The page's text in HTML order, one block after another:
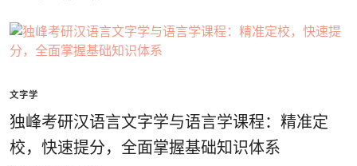
文字学
独峰考研汉语言文字学与语言学课程：精准定
校，快速提分，全面掌握基础知识体系